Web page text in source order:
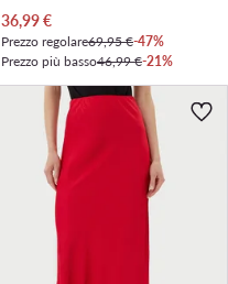
Prezzo attuale
36,99€
Prezzo regolare69,95 €-47%
Prezzo più basso46,99 €-21%